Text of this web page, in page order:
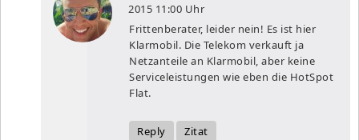
2015 11:00 Uhr
Frittenberater, leider nein! Es ist hier
Klarmobil. Die Telekom verkauft ja
Netzanteile an Klarmobil, aber keine
Serviceleistungen wie eben die HotSpot
Flat.
Reply Zitat